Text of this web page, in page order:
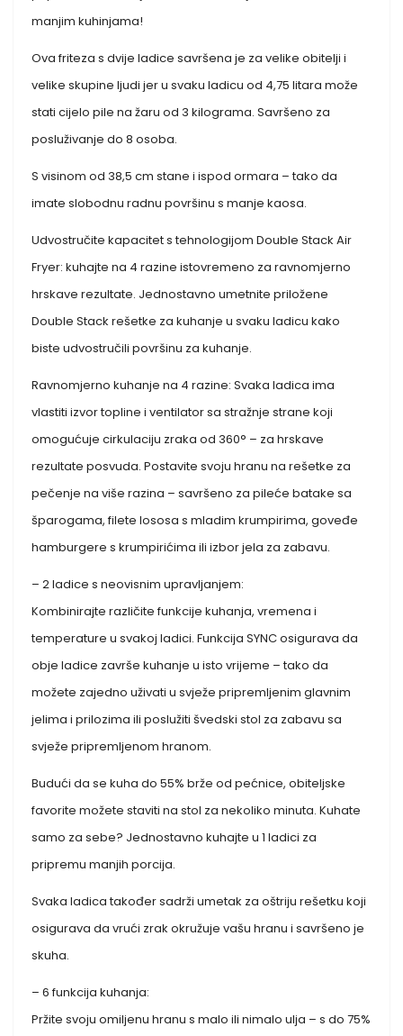
manjim kuhinjama!
Ova friteza s dvije ladice savršena je za velike obitelji i
velike skupine ljudi jer u svaku ladicu od 4,75 litara može
stati cijelo pile na žaru od 3 kilograma. Savršeno za
posluživanje do 8 osoba.
S visinom od 38,5 cm stane i ispod ormara – tako da
imate slobodnu radnu površinu s manje kaosa.
Udvostručite kapacitet s tehnologijom Double Stack Air
Fryer: kuhajte na 4 razine istovremeno za ravnomjerno
hrskave rezultate. Jednostavno umetnite priložene
Double Stack rešetke za kuhanje u svaku ladicu kako
biste udvostručili površinu za kuhanje.
Ravnomjerno kuhanje na 4 razine: Svaka ladica ima
vlastiti izvor topline i ventilator sa stražnje strane koji
omogućuje cirkulaciju zraka od 360° – za hrskave
rezultate posvuda. Postavite svoju hranu na rešetke za
pečenje na više razina – savršeno za pileće batake sa
šparogama, filete lososa s mladim krumpirima, goveđe
hamburgere s krumpirićima ili izbor jela za zabavu.
– 2 ladice s neovisnim upravljanjem:
Kombinirajte različite funkcije kuhanja, vremena i
temperature u svakoj ladici. Funkcija SYNC osigurava da
obje ladice završe kuhanje u isto vrijeme – tako da
možete zajedno uživati ​​u svježe pripremljenim glavnim
jelima i prilozima ili poslužiti švedski stol za zabavu sa
svježe pripremljenom hranom.
Budući da se kuha do 55% brže od pećnice, obiteljske
favorite možete staviti na stol za nekoliko minuta. Kuhate
samo za sebe? Jednostavno kuhajte u 1 ladici za
pripremu manjih porcija.
Svaka ladica također sadrži umetak za oštriju rešetku koji
osigurava da vrući zrak okružuje vašu hranu i savršeno je
skuha.
– 6 funkcija kuhanja:
Pržite svoju omiljenu hranu s malo ili nimalo ulja – s do 75%